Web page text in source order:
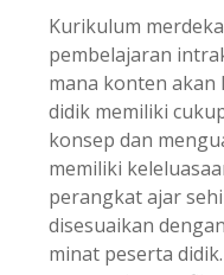
Kurikulum
pembelajaran
mana konten
didik memiliki
konsep dan
memiliki
perangkat ajar
disesuaikan
minat peserta